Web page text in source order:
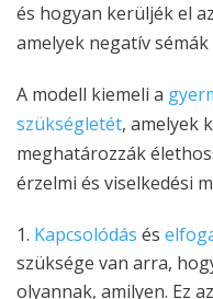
és hogyan kerüljék el
amelyek negatív
A modell kiemeli a
szükségletét, amelyek
meghatározzák
érzelmi és viselkedési
Kapcsolódás és
szüksége van arra,
olyannak, amilyen. Ez